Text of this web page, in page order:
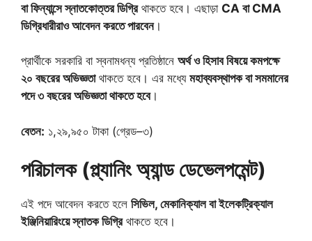
বা ফিন্যান্সে স্নাতকোত্তর ডিগ্রিথাকতে হবে। এছাড়া CA বা CMA
ডিগ্রিধারীরাও আবেদন করতে পারবেন।
প্রার্থীকে সরকারি বা স্বনামধন্য প্রতিষ্ঠানে অর্থ ও হিসাব বিষয়ে কমপক্ষে
২০ বছরের অভিজ্ঞতাথাকতে হবে। এর মধ্যে মহাব্যবস্থাপক বা সমমানের
পদে ৩ বছরের অভিজ্ঞতা থাকতে হবে।
বেতন: ১,২৯,৯৫০ টাকা (গ্রেড–৩)
পরিচালক (প্ল্যানিং অ্যান্ড ডেভেলপমেন্ট)
এই পদে আবেদন করতে হলে সিভিল, মেকানিক্যাল বা ইলেকট্রিক্যাল
ইঞ্জিনিয়ারিংয়ে স্নাতক ডিগ্রিথাকতে হবে।